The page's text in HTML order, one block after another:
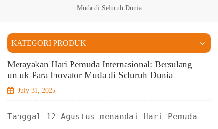
Muda di Seluruh Dunia
KATEGORI PRODUK
Merayakan Hari Pemuda Internasional: Bersulang
untuk Para Inovator Muda di Seluruh Dunia
July 31, 2025
Tanggal 12 Agustus menandai Hari Pemuda